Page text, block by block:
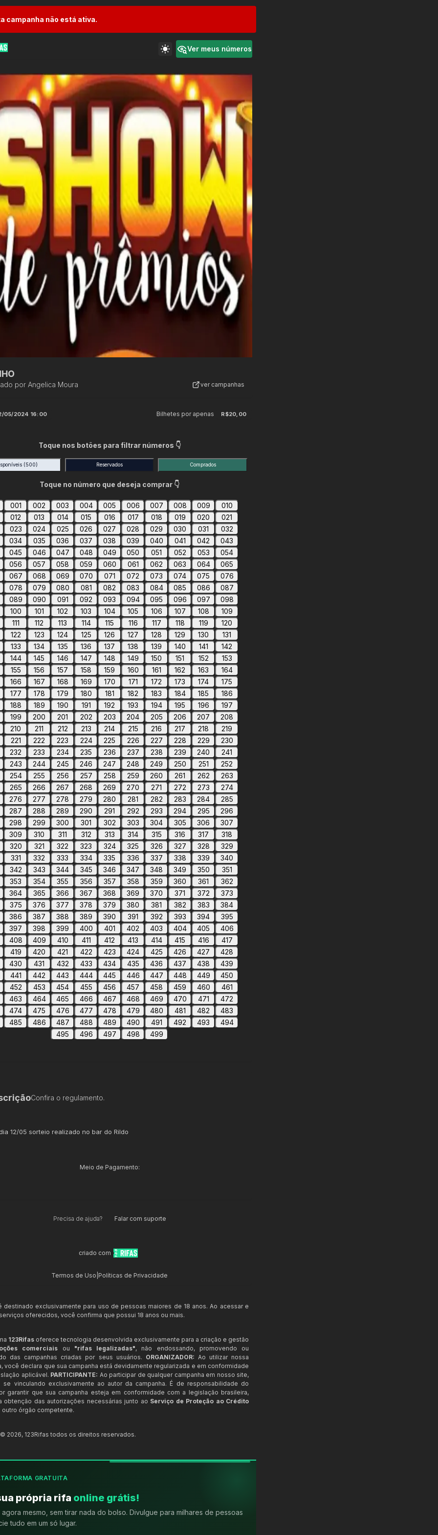
campanha não está ativa.
Ver meus números
por Angelica Moura ver campanhas
05/2024 16:00 Bilhetes por apenas R$20,00
Toque nos botões para filtrar números 👇
(500) Reservados Comprados
Toque no número que deseja comprar 👇
001 002 003 004 005 006 007 008 009
010
012
013 014 015 016 017 018 019 020
021
023
024 025 026 027 028 029 030 031
032
034
035 036 037 038 039 040 041 042
043
045
046 047 048 049 050 051 052 053
054
056
057 058 059 060 061 062 063 064
065
067
068 069 070 071 072 073 074 075
076
078
079 080 081 082 083 084 085 086
087
089
090 091 092 093 094 095 096 097
098
100
101 102 103 104 105 106 107 108
109
111
112 113 114 115 116 117 118 119
120
122
123 124 125 126 127 128 129 130
131
133
134 135 136 137 138 139 140 141
142
144
145 146 147 148 149 150 151 152
153
155
156 157 158 159 160 161 162 163
164
166
167 168 169 170 171 172 173 174
175
177
178 179 180 181 182 183 184 185
186
188
189 190 191 192 193 194 195 196
197
199
200 201 202 203 204 205 206 207
208
210
211 212 213 214 215 216 217 218
219
221
222 223 224 225 226 227 228 229
230
232
233 234 235 236 237 238 239 240
241
243
244 245 246 247 248 249 250 251
252
254
255 256 257 258 259 260 261 262
263
265
266 267 268 269 270 271 272 273
274
276
277 278 279 280 281 282 283 284
285
287
288 289 290 291 292 293 294 295
296
298
299 300 301 302 303 304 305 306
307
309
310 311 312 313 314 315 316 317
318
320
321 322 323 324 325 326 327 328
329
331
332 333 334 335 336 337 338 339
340
342
343 344 345 346 347 348 349 350
351
353
354 355 356 357 358 359 360 361
362
364
365 366 367 368 369 370 371 372
373
375
376 377 378 379 380 381 382 383
384
386
387 388 389 390 391 392 393 394
395
397
398 399 400 401 402 403 404 405
406
408
409 410 411 412 413 414 415 416
417
419
420 421 422 423 424 425 426 427
428
430
431 432 433 434 435 436 437 438
439
441
442 443 444 445 446 447 448 449
450
452
453 454 455 456 457 458 459 460
461
463
464 465 466 467 468 469 470 471
472
474
475 476 477 478 479 480 481 482
483
485
486 487 488 489 490 491 492 493
494
495
496 497 498 499
Confira o regulamento.
12/05 sorteio realizado no bar do Rildo
Meio de Pagamento:
Precisa de ajuda? Falar com suporte
criado com
Termos de Uso Políticas de Privacidade
destinado exclusivamente para uso de pessoas maiores de 18 anos. Ao acessar e
oferecidos, você confirma que possui 18 anos ou mais.
123Rifas oferece tecnologia desenvolvida exclusivamente para a criação e gestão
comerciais ou "rifas legalizadas", não endossando, promovendo ou
das campanhas criadas por seus usuários. ORGANIZADOR: Ao utilizar nossa
você declara que sua campanha está devidamente regularizada e em conformidade
aplicável. PARTICIPANTE: Ao participar de qualquer campanha em nosso site,
se vinculando exclusivamente ao autor da campanha. É de responsabilidade do
garantir que sua campanha esteja em conformidade com a legislação brasileira,
obtenção das autorizações necessárias junto ao Serviço de Proteção ao Crédito
órgão competente.
© 2026, 123Rifas todos os direitos reservados.
GRATUITA
própria rifa online grátis!
mesmo, sem tirar nada do bolso. Divulgue para milhares de pessoas
tudo em um só lugar.